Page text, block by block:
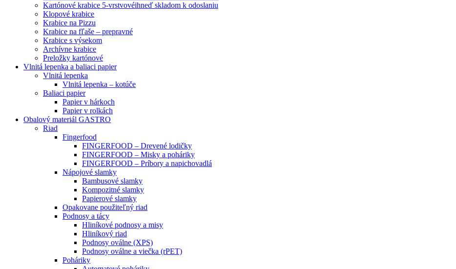
Kartónové krabice 5-vrstvovéihneď skladom k odoslaniu
Klopové krabice
Krabice na Pizzu
Krabice na fľaše – prepravné
Krabice s výsekom
Archívne krabice
Preložky kartónové
Vlnitá lepenka a baliaci papier
Vlnitá lepenka
Vlnitá lepenka – kotúče
Baliaci papier
Papier v hárkoch
Papier v rolkách
Obalový materiál GASTRO
Riad
Fingerfood
FINGERFOOD – Drevené lodičky
FINGERFOOD – Misky a poháriky
FINGERFOOD – Príbory a napichovadlá
Nápojové slamky
Bambusové slamky
Kompozitné slamky
Papierové slamky
Opakovane použiteľný riad
Podnosy a tácy
Hliníkové podnosy a misy
Hliníkový riad
Podnosy oválne (XPS)
Podnosy oválne a viečka (rPET)
Poháriky